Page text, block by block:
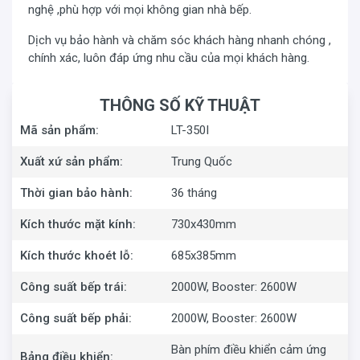
Bếp Latino LT-350Igồm 2 vùng nấu dạng từ với tổng công
suất 4000W. Bếp trái và bếp phải có công suất là 2000W
nghệ ,phù hợp với mọi không gian nhà bếp.
Dịch vụ bảo hành và chăm sóc khách hàng nhanh chóng ,
chính xác, luôn đáp ứng nhu cầu của mọi khách hàng.
THÔNG SỐ KỸ THUẬT
Mã sản phẩm: LT-350I
Xuất xứ sản phẩm: Trung Quốc
Thời gian bảo hành: 36 tháng
Kích thước mặt kính: 730x430mm
Kích thước khoét lỗ: 685x385mm
Công suất bếp trái: 2000W, Booster: 2600W
Công suất bếp phải: 2000W, Booster: 2600W
Bảng điều khiển:
Bàn phím điều khiển cảm ứng